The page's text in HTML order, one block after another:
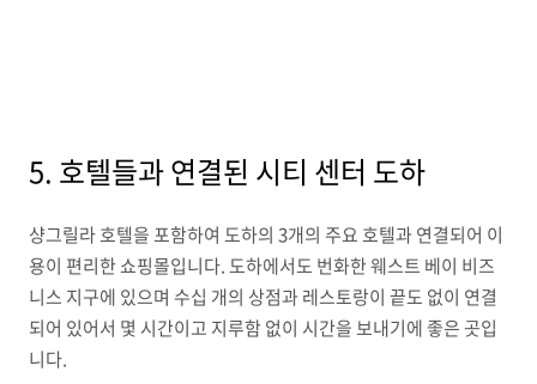
5. 호텔들과 연결된 시티 센터 도하
샹그릴라 호텔을 포함하여 도하의 3개의 주요 호텔과 연결되어 이
용이 편리한 쇼핑몰입니다. 도하에서도 번화한 웨스트 베이 비즈
니스 지구에 있으며 수십 개의 상점과 레스토랑이 끝도 없이 연결
되어 있어서 몇 시간이고 지루함 없이 시간을 보내기에 좋은 곳입
니다.